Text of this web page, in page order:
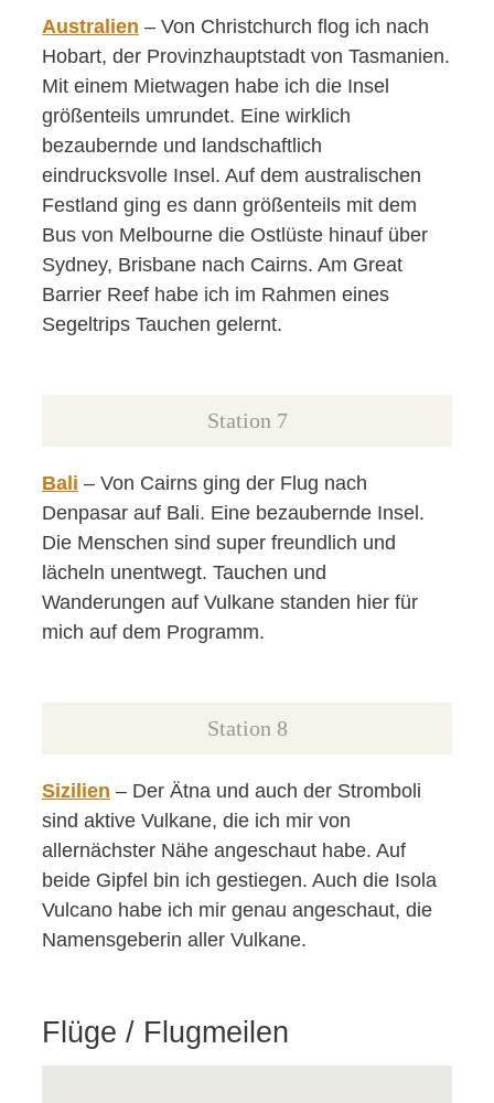
Australien – Von Christchurch flog ich nach
Hobart, der Provinzhauptstadt von Tasmanien.
Mit einem Mietwagen habe ich die Insel
größenteils umrundet. Eine wirklich
bezaubernde und landschaftlich
eindrucksvolle Insel. Auf dem australischen
Festland ging es dann größenteils mit dem
Bus von Melbourne die Ostlüste hinauf über
Sydney, Brisbane nach Cairns. Am Great
Barrier Reef habe ich im Rahmen eines
Segeltrips Tauchen gelernt.
Station 7
Bali – Von Cairns ging der Flug nach
Denpasar auf Bali. Eine bezaubernde Insel.
Die Menschen sind super freundlich und
lächeln unentwegt. Tauchen und
Wanderungen auf Vulkane standen hier für
mich auf dem Programm.
Station 8
Sizilien – Der Ätna und auch der Stromboli
sind aktive Vulkane, die ich mir von
allernächster Nähe angeschaut habe. Auf
beide Gipfel bin ich gestiegen. Auch die Isola
Vulcano habe ich mir genau angeschaut, die
Namensgeberin aller Vulkane.
Flüge / Flugmeilen